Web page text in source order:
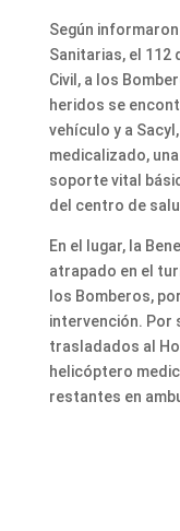
Según
Sanitarias, el 112
Civil, a los
heridos se
vehículo y a
medicalizado,
soporte vital
del centro de
En el lugar, la
atrapado en el
los Bomberos,
intervención. Por
trasladados al
helicóptero
restantes en